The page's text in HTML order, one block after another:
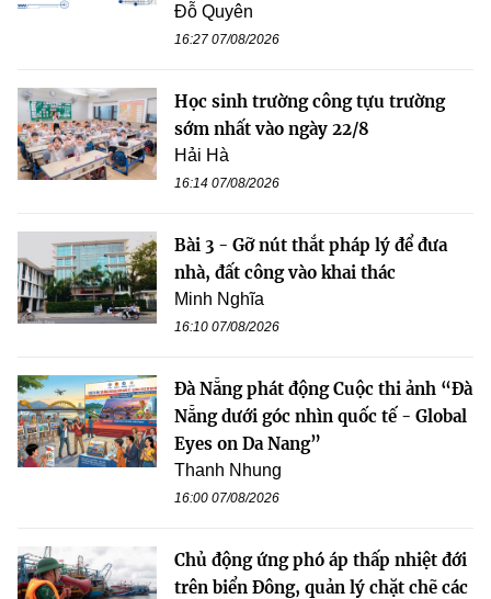
Đỗ Quyên
16:27 07/08/2026
Học sinh trường công tựu trường
sớm nhất vào ngày 22/8
Hải Hà
16:14 07/08/2026
Bài 3 - Gỡ nút thắt pháp lý để đưa
nhà, đất công vào khai thác
Minh Nghĩa
16:10 07/08/2026
Đà Nẵng phát động Cuộc thi ảnh “Đà
Nẵng dưới góc nhìn quốc tế - Global
Eyes on Da Nang”
Thanh Nhung
16:00 07/08/2026
Chủ động ứng phó áp thấp nhiệt đới
trên biển Đông, quản lý chặt chẽ các